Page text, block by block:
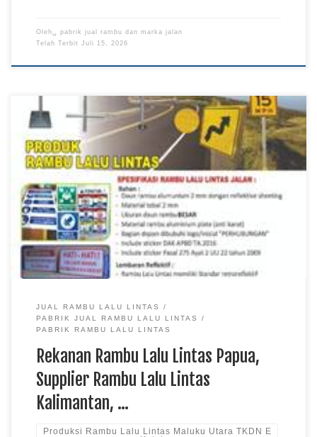
Oleh␣ pabrik jual rambu dan marka jalan
Telah Terbit Juli 15, 2026
Rekanan Rambu Lalu Lintas Papua, Supplier Rambu Lalu Lintas
Kalimantan, Produksi Rambu Lalu Lintas Maluku Utara TKDN
E Katalog Rambu lalu lintas memiliki fungsi penting sebagai
media informasi, petunjuk, larangan, dan peringatan bagi
pengguna jalan agar tercipta lalu lintas yang aman dan tertib.
Rekanan rambu lalu lintas menghadirkan produk yang […]
JUAL RAMBU LALU LINTAS
PABRIK JUAL RAMBU LALU LINTAS
PABRIK RAMBU LALU LINTAS
Rekanan Rambu Lalu Lintas Papua,
Supplier Rambu Lalu Lintas
Kalimantan, …
Produksi Rambu Lalu Lintas Maluku Utara TKDN E